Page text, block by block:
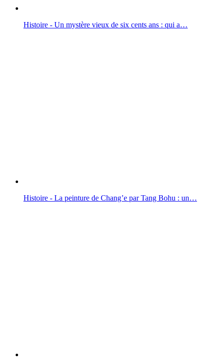
Histoire - Un mystère vieux de six cents ans : qui a…
Histoire - La peinture de Chang’e par Tang Bohu : un…